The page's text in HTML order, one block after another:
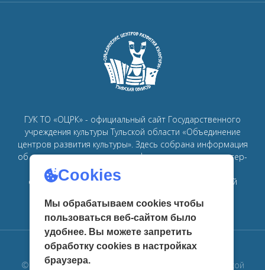
ГУК ТО «ОЦРК» - официальный сайт Государственного
учреждения культуры Тульской области «Объединение
центров развития культуры». Здесь собрана информация
об основных мероприятиях, афишах, спектаклях, мастер-
классах, семинарах, главных новостях в рамках
объединенияцентров развития культуры в Тульской
© 2019 Государственное учреждение культуры Тульской
Cookies
Мы обрабатываем cookies чтобы
пользоваться веб-сайтом было
удобнее. Вы можете запретить
обработку сookies в настройках
браузера.